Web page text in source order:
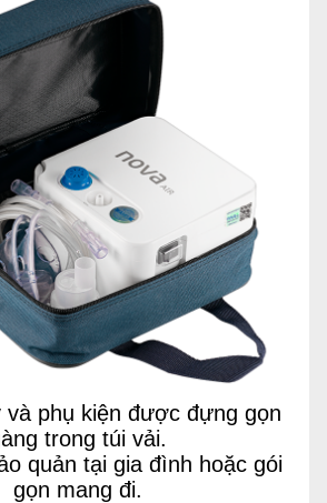
và phụ kiện được đựng gọn
trong túi vải.
quản tại gia đình hoặc gói
gọn mang đi.